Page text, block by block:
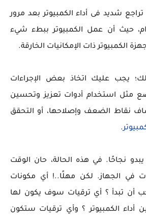
شديد فى أداء الكمبيوتر بعد مرور
حيث أن عمل الكمبيوتر ببطء شيء
الكمبيوتر ذات الإمكانيات الخارقة.
يجب عليك اتخاذ بعض الإجراءات
مثل استخدام أدوات تعزيز وتحسين
نقاط الضعف وإصلاحها، أو التحقق
.
نجاحًا. في هذه الحالة، حان الوقت
في الجهاز. لكن مهلًا..! أي مكونات
أن تبدأ ؟ أي ترقيات سوف يكون لها
أداء الكمبيوتر ؟ وأي ترقيات ستكون